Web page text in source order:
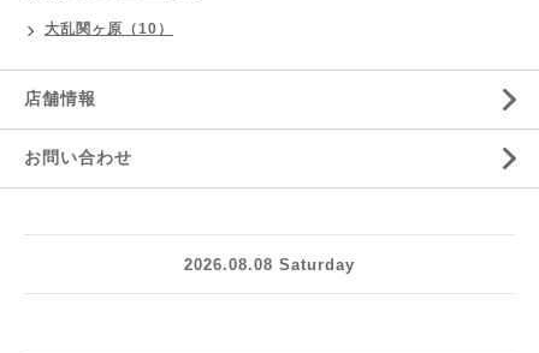
大乱関ヶ原（10）
店舗情報
お問い合わせ
2026.08.08 Saturday